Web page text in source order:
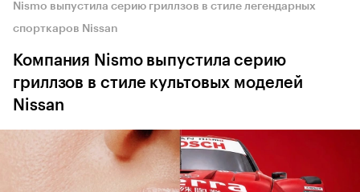
Nismo выпустила серию гриллзов в стиле легендарных
спорткаров Nissan
Компания Nismo выпустила серию
гриллзов в стиле культовых моделей
Nissan